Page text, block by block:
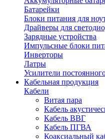
Батарейки
Блоки питания для
Драйверы для
Зарядные устройства
Импульсные блоки
Инверторы
Латры
Усилители
Кабельная продукция
Кабели
Витая пара
Кабель
Кабель ВВГ
Кабель ПГВА
Коаксиальный